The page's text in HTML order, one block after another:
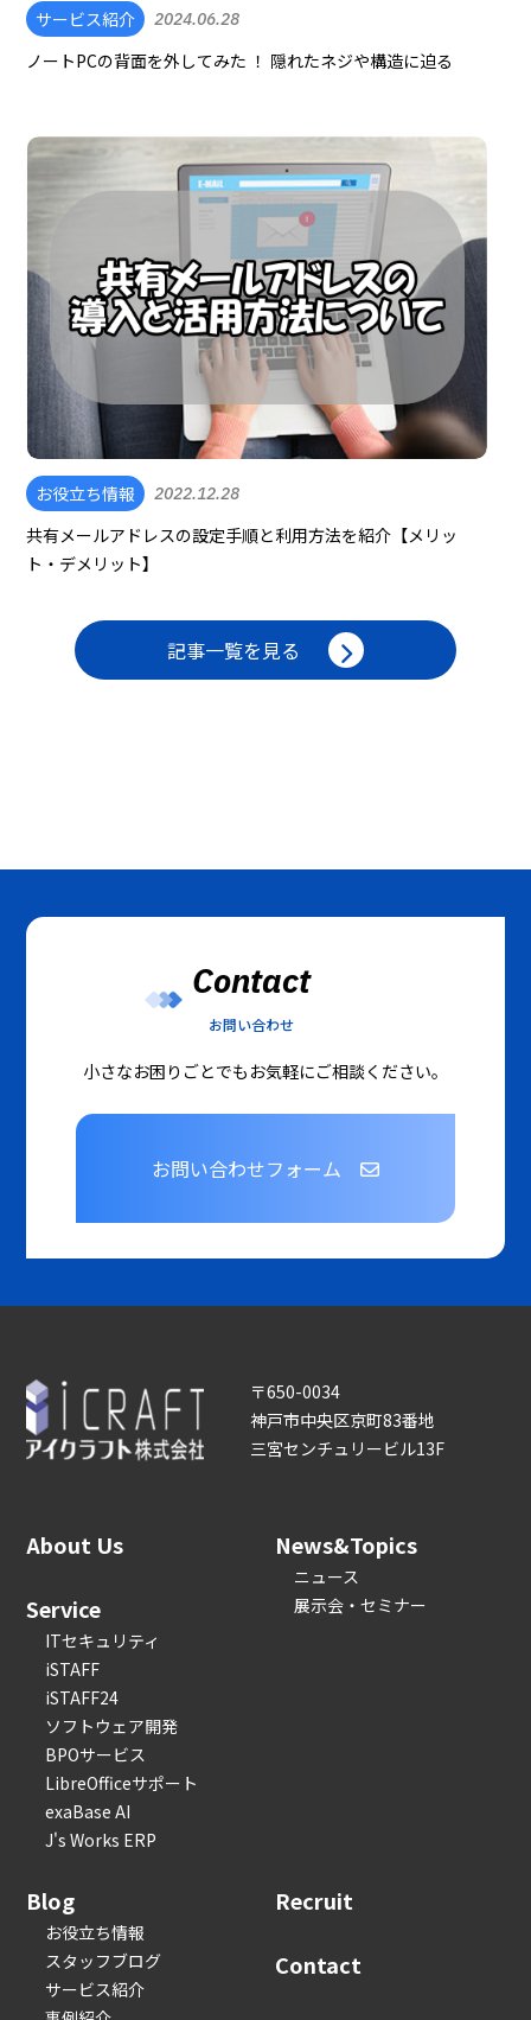
サービス紹介 2024.06.28
ノートPCの背面を外してみた ！ 隠れたネジや構造に迫る
お役立ち情報 2022.12.28
共有メールアドレスの設定手順と利用方法を紹介【メリッ
ト・デメリット】
記事一覧を見る
Contact
お問い合わせ
小さなお困りごとでもお気軽にご相談ください。
お問い合わせフォーム
〒650-0034
神戸市中央区京町83番地
三宮センチュリービル13F
About Us
Service
ITセキュリティ
iSTAFF
iSTAFF24
ソフトウェア開発
BPOサービス
LibreOfficeサポート
exaBase AI
J's Works ERP
News&Topics
ニュース
展示会・セミナー
Blog
お役立ち情報
スタッフブログ
サービス紹介
Recruit
Contact